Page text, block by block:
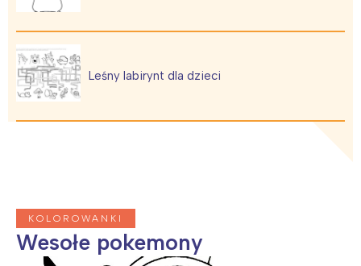
Leśny labirynt dla dzieci
KOLOROWANKI
Wesołe pokemony
Poznań
Wrocław
Wszystkie
Wybieram